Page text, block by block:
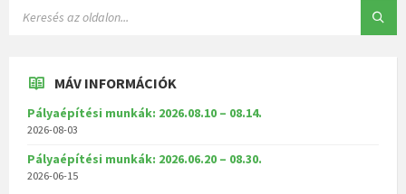
MÁV INFORMÁCIÓK
Pályaépítési munkák: 2026.08.10 – 08.14.
2026-08-03
Pályaépítési munkák: 2026.06.20 – 08.30.
2026-06-15